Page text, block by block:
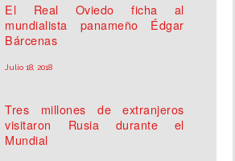
El Real Oviedo ficha al
mundialista panameño Édgar
Bárcenas
Julio 18, 2018
Tres millones de extranjeros
visitaron Rusia durante el
Mundial